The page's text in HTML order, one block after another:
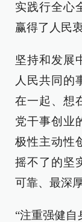
实践行全心
赢得了人民
坚持和发展
人民共同的
在一起、想
党干事创业
极性主动性
摇不了的坚
可靠、最深
“注重强健自